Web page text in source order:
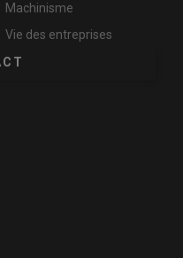
Machinisme
Vie des entreprises